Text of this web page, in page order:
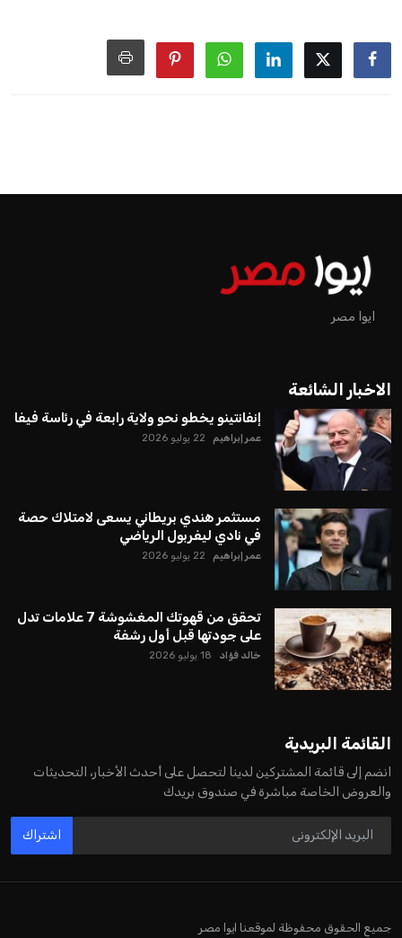
ايوا مصر
الاخبار الشائعة
إنفانتينو يخطو نحو ولاية رابعة في رئاسة فيفا
عمر إبراهيم 22 يوليو 2026
مستثمر هندي بريطاني يسعى لامتلاك حصة
في نادي ليفربول الرياضي
عمر إبراهيم 22 يوليو 2026
تحقق من قهوتك المغشوشة 7 علامات تدل
على جودتها قبل أول رشفة
خالد فؤاد 18 يوليو 2026
القائمة البريدية
انضم إلى قائمة المشتركين لدينا لتحصل على أحدث الأخبار، التحديثات
والعروض الخاصة مباشرة في صندوق بريدك
اشتراك
جميع الحقوق محفوظة لموقعنا ايوا مصر